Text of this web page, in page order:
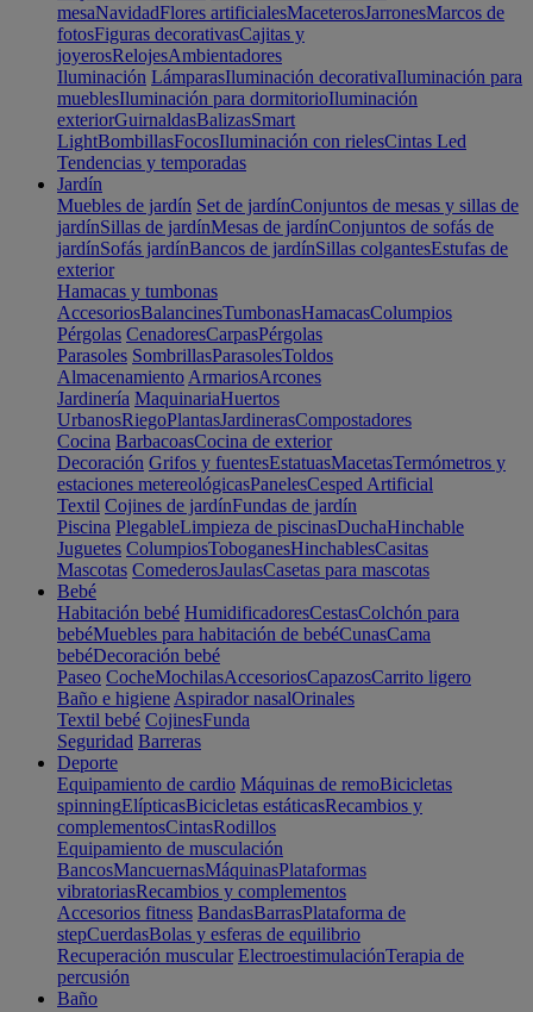
mesaNavidadFlores artificialesMaceterosJarronesMarcos de
fotosFiguras decorativasCajitas y
joyerosRelojesAmbientadores
Iluminación LámparasIluminación decorativaIluminación para
mueblesIluminación para dormitorioIluminación
exteriorGuirnaldasBalizasSmart
LightBombillasFocosIluminación con rielesCintas Led
Tendencias y temporadas
Jardín
Muebles de jardín Set de jardínConjuntos de mesas y sillas de
jardínSillas de jardínMesas de jardínConjuntos de sofás de
jardínSofás jardínBancos de jardínSillas colgantesEstufas de
exterior
Hamacas y tumbonas
AccesoriosBalancinesTumbonasHamacasColumpios
Pérgolas CenadoresCarpasPérgolas
Parasoles SombrillasParasolesToldos
Almacenamiento ArmariosArcones
Jardinería MaquinariaHuertos
UrbanosRiegoPlantasJardinerasCompostadores
Cocina BarbacoasCocina de exterior
Decoración Grifos y fuentesEstatuasMacetasTermómetros y
estaciones metereológicasPanelesCesped Artificial
Textil Cojines de jardínFundas de jardín
Piscina PlegableLimpieza de piscinasDuchaHinchable
Juguetes ColumpiosToboganesHinchablesCasitas
Mascotas ComederosJaulasCasetas para mascotas
Bebé
Habitación bebé HumidificadoresCestasColchón para
bebéMuebles para habitación de bebéCunasCama
bebéDecoración bebé
Paseo CocheMochilasAccesoriosCapazosCarrito ligero
Baño e higiene Aspirador nasalOrinales
Textil bebé CojinesFunda
Seguridad Barreras
Deporte
Equipamiento de cardio Máquinas de remoBicicletas
spinningElípticasBicicletas estáticasRecambios y
complementosCintasRodillos
Equipamiento de musculación
BancosMancuernasMáquinasPlataformas
vibratoriasRecambios y complementos
Accesorios fitness BandasBarrasPlataforma de
stepCuerdasBolas y esferas de equilibrio
Recuperación muscular ElectroestimulaciónTerapia de
percusión
Baño